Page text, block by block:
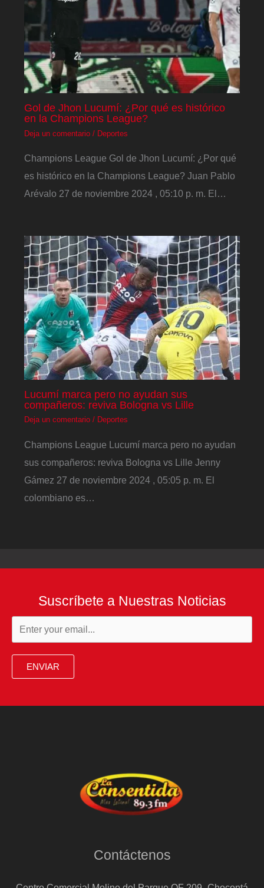
Gol de Jhon Lucumí: ¿Por qué es histórico
en la Champions League?
Deja un comentario / Deportes
Champions League Gol de Jhon Lucumí: ¿Por qué
es histórico en la Champions League? Juan Pablo
Arévalo 27 de noviembre 2024 , 05:10 p. m. El…
Lucumí marca pero no ayudan sus
compañeros: reviva Bologna vs Lille
Deja un comentario / Deportes
Champions League Lucumí marca pero no ayudan
sus compañeros: reviva Bologna vs Lille Jenny
Gámez 27 de noviembre 2024 , 05:05 p. m. El
colombiano es…
Suscríbete a Nuestras Noticias
ENVIAR
Contáctenos